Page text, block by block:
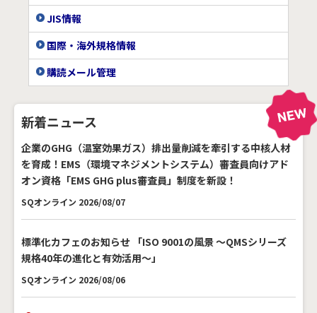
JIS情報
国際・海外規格情報
購読メール管理
新着ニュース
企業のGHG（温室効果ガス）排出量削減を牽引する中核人材
を育成！EMS（環境マネジメントシステム）審査員向けアド
オン資格「EMS GHG plus審査員」制度を新設！
SQオンライン 2026/08/07
標準化カフェのお知らせ 「ISO 9001の風景 ～QMSシリーズ
規格40年の進化と有効活用～」
SQオンライン 2026/08/06